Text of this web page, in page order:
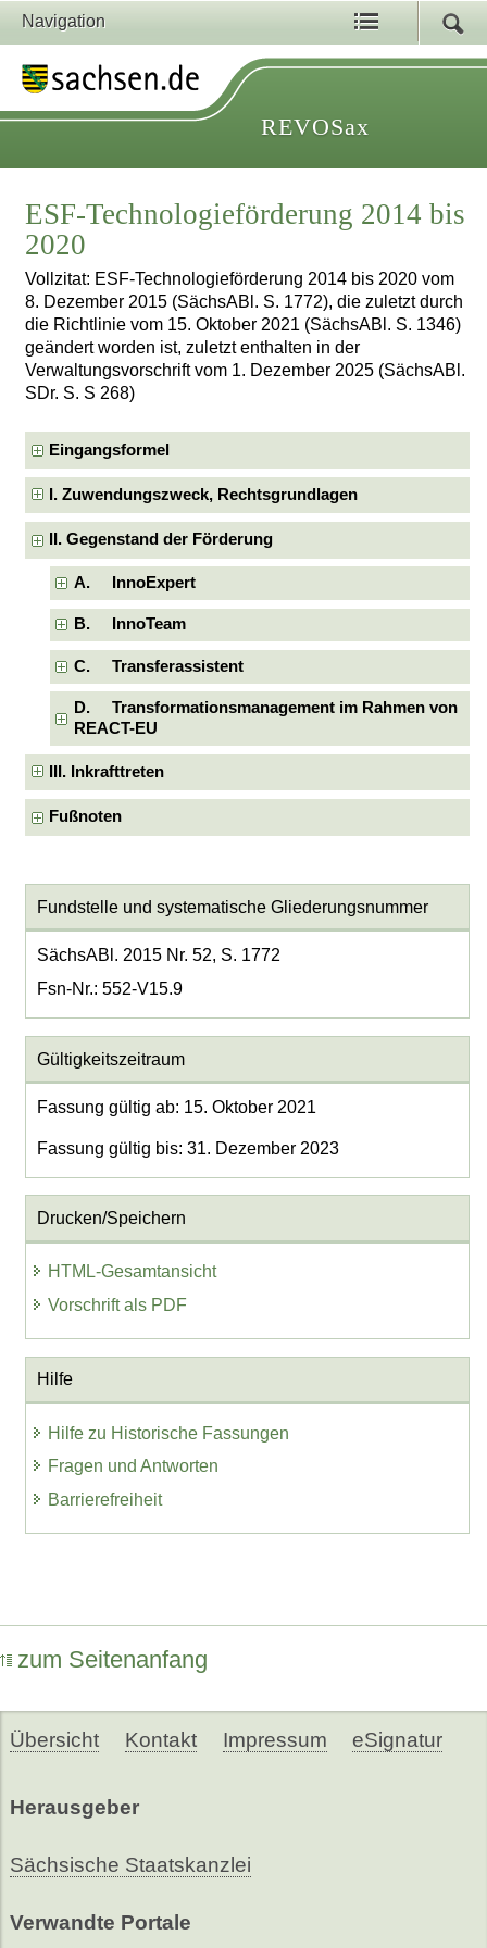
Navigation
REVOSax
ESF-Technologieförderung 2014 bis
2020
Vollzitat: ESF-Technologieförderung 2014 bis 2020 vom
8. Dezember 2015 (SächsABl. S. 1772), die zuletzt durch
die Richtlinie vom 15. Oktober 2021 (SächsABl. S. 1346)
geändert worden ist, zuletzt enthalten in der
Verwaltungsvorschrift vom 1. Dezember 2025 (SächsABl.
SDr. S. S 268)
Eingangsformel
I. Zuwendungszweck, Rechtsgrundlagen
II. Gegenstand der Förderung
A. InnoExpert
B. InnoTeam
C. Transferassistent
D. Transformationsmanagement im Rahmen von
REACT-EU
III. Inkrafttreten
Fußnoten
Fundstelle und systematische Gliederungsnummer
SächsABl. 2015 Nr. 52, S. 1772
Fsn-Nr.: 552-V15.9
Gültigkeitszeitraum
Fassung gültig ab: 15. Oktober 2021
Fassung gültig bis: 31. Dezember 2023
Drucken/Speichern
HTML-Gesamtansicht
Vorschrift als PDF
Hilfe
Hilfe zu Historische Fassungen
Fragen und Antworten
Barrierefreiheit
zum Seitenanfang
Übersicht Kontakt Impressum eSignatur
Herausgeber
Sächsische Staatskanzlei
Verwandte Portale